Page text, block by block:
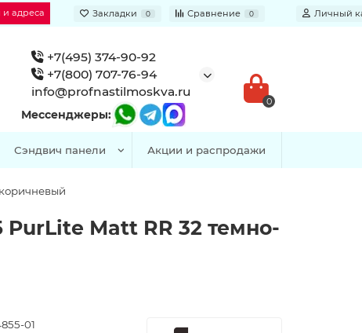
и адреса Закладки 0 Сравнение 0 Личный
+7(495) 374-90-92
+7(800) 707-76-94
info@profnastilmoskva.ru
Мессенджеры:
0
Сэндвич панели Акции и распродажи
PurLite Мatt RR 32 темно-
01